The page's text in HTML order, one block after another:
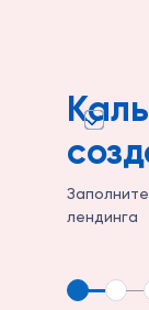
лендинга